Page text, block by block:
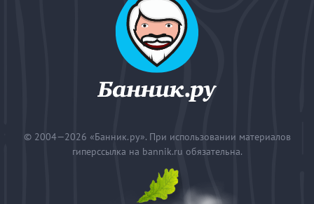
© 2004—2026 «Банник.ру». При использовании материалов
гиперссылка на bannik.ru обязательна.